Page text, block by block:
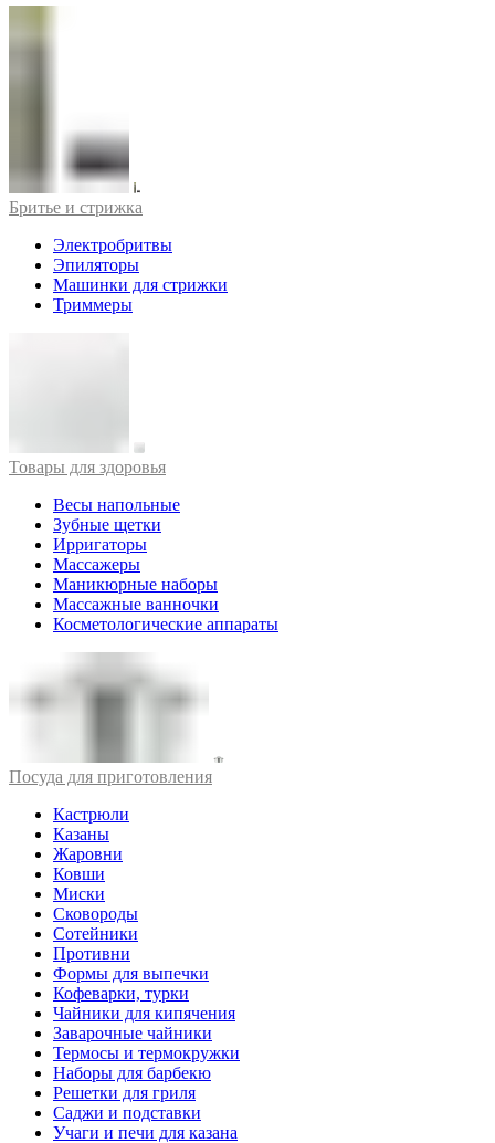
Бритье и стрижка
Электробритвы
Эпиляторы
Машинки для стрижки
Триммеры
Товары для здоровья
Весы напольные
Зубные щетки
Ирригаторы
Массажеры
Маникюрные наборы
Массажные ванночки
Косметологические аппараты
Посуда для приготовления
Кастрюли
Казаны
Жаровни
Ковши
Миски
Сковороды
Сотейники
Противни
Формы для выпечки
Кофеварки, турки
Чайники для кипячения
Заварочные чайники
Термосы и термокружки
Наборы для барбекю
Решетки для гриля
Саджи и подставки
Учаги и печи для казана